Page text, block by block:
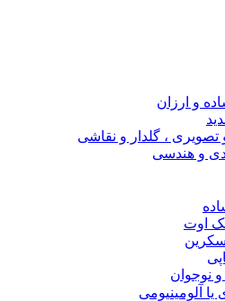
و ارزان
تصویری ، گلدار و نقاشی
و هندسی
اوت
نوجوان
آلومینیومی